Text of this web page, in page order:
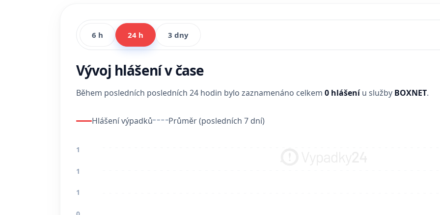
6 h 24 h 3 dny
Vývoj hlášení v čase
Během posledních posledních 24 hodin bylo zaznamenáno celkem 0 hlášeníu služby BOXNET.
Hlášení výpadků Průměr (posledních 7 dní)
1
1
1